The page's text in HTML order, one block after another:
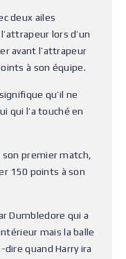
deux ailes
lors d’un
avant l’attrapeur
à son équipe.
qu’il ne
qui l’a touché en
premier match,
150 points à son
Dumbledore qui a
mais la balle
dire quand Harry ira